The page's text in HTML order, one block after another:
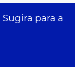
Sugira para a